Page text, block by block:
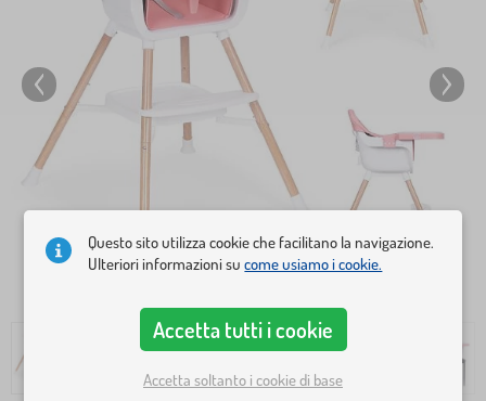
Questo sito utilizza cookie che facilitano la navigazione.
Ulteriori informazioni sucome usiamo i cookie.
Accetta tutti i cookie
Accetta soltanto i cookie di base